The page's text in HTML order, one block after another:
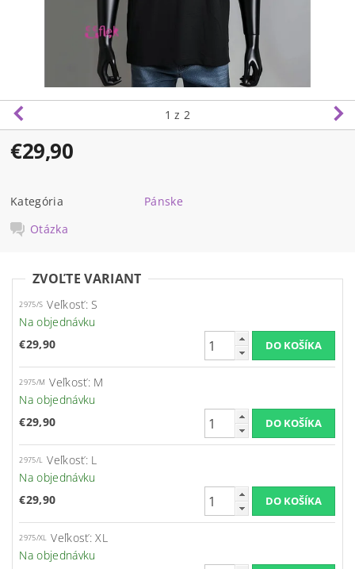
1 z 2
€29,90
Kategória
Pánske
Otázka
ZVOĽTE VARIANT
2975/S Veľkosť: S
Na objednávku
€29,90
2975/M Veľkosť: M
Na objednávku
€29,90
2975/L Veľkosť: L
Na objednávku
€29,90
2975/XL Veľkosť: XL
Na objednávku